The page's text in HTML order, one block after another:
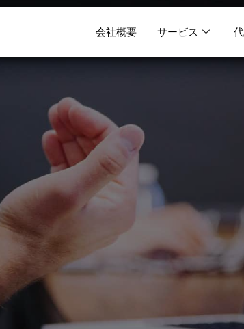
会社概要 サービス